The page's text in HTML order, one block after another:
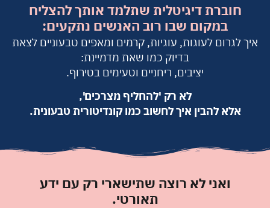
חוברת דיגיטלית שתלמד אותך להצליח
במקום שבו רוב האנשים נתקעים:
איך לגרום לעוגות, עוגיות, קרמים ומאפים טבעוניים לצאת
בדיוק כמו שאת מדמיינת:
יציבים, ריחניים וטעימים בטירוף.
לא רק 'להחליף מצרכים',
אלא להבין איך לחשוב כמו קונדיטורית טבעונית.
ואני לא רוצה שתישארי רק עם ידע
תאורטי.